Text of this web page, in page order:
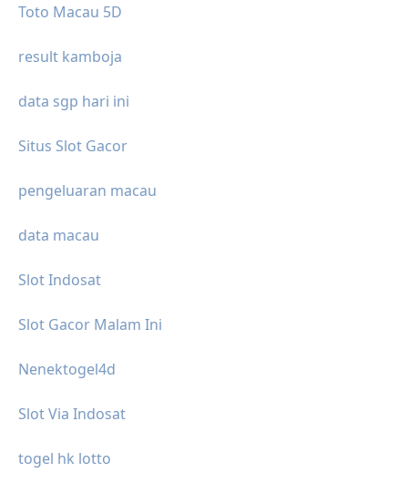
Toto Macau 5D
result kamboja
data sgp hari ini
Situs Slot Gacor
pengeluaran macau
data macau
Slot Indosat
Slot Gacor Malam Ini
Nenektogel4d
Slot Via Indosat
togel hk lotto